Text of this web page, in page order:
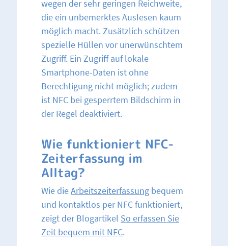
wegen der sehr geringen Reichweite,
die ein unbemerktes Auslesen kaum
möglich macht. Zusätzlich schützen
spezielle Hüllen vor unerwünschtem
Zugriff. Ein Zugriff auf lokale
Smartphone-Daten ist ohne
Berechtigung nicht möglich; zudem
ist NFC bei gesperrtem Bildschirm in
der Regel deaktiviert.
Wie funktioniert NFC-
Zeiterfassung im
Alltag?
Wie dieArbeitszeiterfassung bequem
und kontaktlos per NFC funktioniert,
zeigt der Blogartikel So erfassen Sie
Zeit bequem mit NFC.